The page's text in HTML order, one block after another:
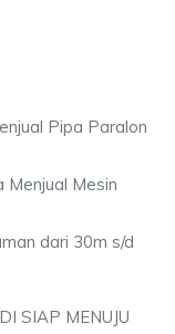
Pipa Paralon
Menjual Mesin
dari 30m s/d
SIAP MENUJU